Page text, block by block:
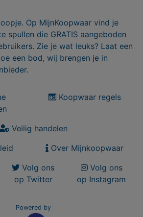
Op MijnKoopwaar vind je
spullen die GRATIS aangeboden
Zie je wat leuks? Laat een
een bod, wij brengen je in
Koopwaar regels
Veilig handelen
Over Mijnkoopwaar
Volg ons
op Twitter
Volg ons
op Instagram
Powered by